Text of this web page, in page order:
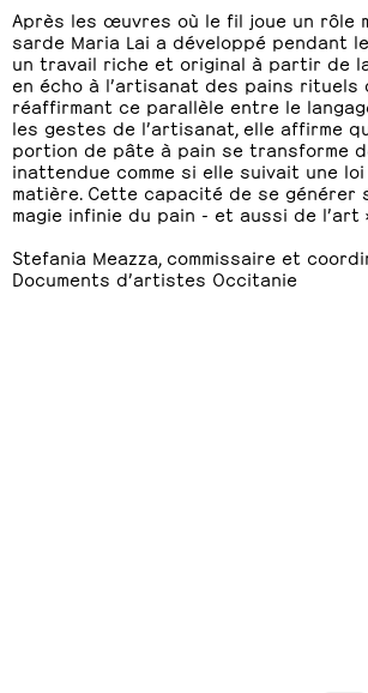
Après les œuvres où le fil joue un rôle
sarde Maria Lai a développé pendant
un travail riche et original à partir de
en écho à l’artisanat des pains rituels
réaffirmant ce parallèle entre le
les gestes de l’artisanat, elle affirme
portion de pâte à pain se transforme
inattendue comme si elle suivait une
matière. Cette capacité de se générer
magie infinie du pain - et aussi de l’art
Stefania Meazza, commissaire et
Documents d’artistes Occitanie